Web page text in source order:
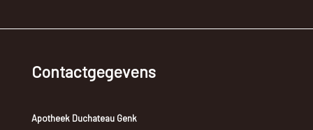
Contactgegevens
Apotheek Duchateau Genk